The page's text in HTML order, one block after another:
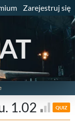
Zarejestruj się
1.02 QUIZ